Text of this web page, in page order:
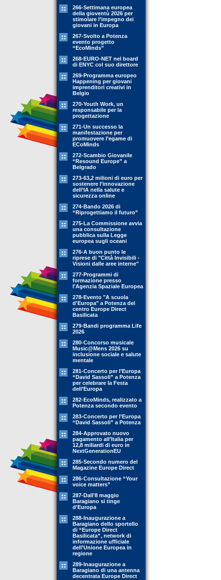
266-Settimana europea
della gioventù 2026 per
stimolare l’impegno dei
giovani in Europa
267-Svolto a Potenza
evento progetto
“EcoMinds”
268-EURO-NET nel board
di ENYC col suo direttore
269-Programma europeo
Happening per giovani
imprenditori creativi in
Belgio
270-Youth Work, un
responsabile per la
progettazione
271-Un successo la
manifestazione per
promuovere l’egame di
ECoMinds
272-Scambio Giovanile
“Resound Europe” a
Belgrado
273-63,2 milioni di euro per
sostenere l’innovazione
dell’IA nella salute e
sicurezza online
274-Bando 2026 di
“Riprogettiamo il futuro”
275-La Commissione avvia
una consultazione
pubblica sulla Legge
europea sugli oceani
276-A buon punto le
riprese di "Città Invisibili -
Visioni dalle aree interne"
277-Programmi di
formazione presso
l'Agenzia Spaziale Europea
278-Evento "A scuola
d'Europa" a Potenza del
centro Europe Direct
Basilicata
279-Bandi programma Life
2026
280-Concorso musicale
Music@Mens 2026 su
inclusione sociale e salute
mentale
281-Concerto per l’Europa
“David Sassoli” a Potenza
per celebrare la Festa
dell’Europa
282-EcoMinds, realizzato a
Potenza secondo evento
283-Concerto per l’Europa
“David Sassoli” a Potenza
284-Approvato nuovo
pagamento all’Italia per
12,8 miliardi di euro in
NextGenerationEU
285-Secondo numero del
Magazine Europe Direct
286-Consultazione “Your
voice matters”
287-Dall’8 maggio
Baragiano si tinge
d’Europa
288-Inaugurazione a
Baragiano dello sportello
di “Europe Direct
Basilicata”, network di
informazione ufficiale
dell’Unione Europea in
regione
289-Inaugurazione a
Baragiano di una antenna
decentrata Europe Direct